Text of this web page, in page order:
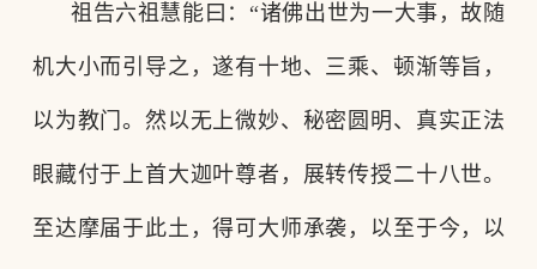
祖告六祖慧能曰： “诸佛出世为一大事，故随
机大小而引导之，遂有十地、三乘、顿渐等旨，
以为教门。然以无上微妙、秘密圆明、真实正法
眼藏付于上首大迦叶尊者，展转传授二十八世。
至达摩届于此土，得可大师承袭，以至于今，以